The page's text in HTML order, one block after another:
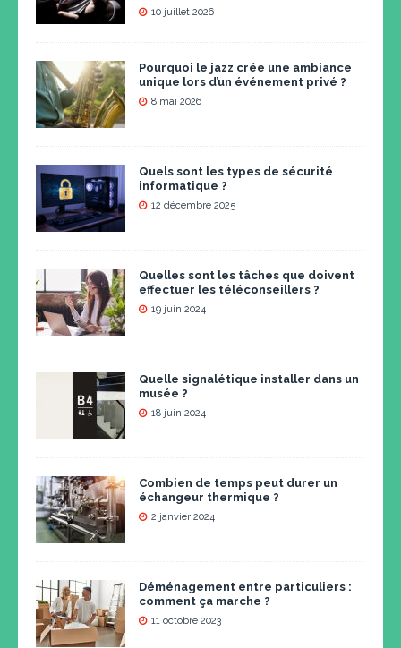
10 juillet 2026
Pourquoi le jazz crée une ambiance
unique lors d’un événement privé ?
8 mai 2026
Quels sont les types de sécurité
informatique ?
12 décembre 2025
Quelles sont les tâches que doivent
effectuer les téléconseillers ?
19 juin 2024
Quelle signalétique installer dans un
musée ?
18 juin 2024
Combien de temps peut durer un
échangeur thermique ?
2 janvier 2024
Déménagement entre particuliers :
comment ça marche ?
11 octobre 2023